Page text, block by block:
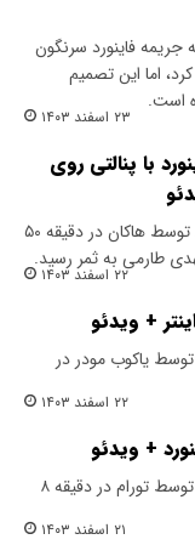
فاینورد سرنگون
اما این تصمیم
است.
۲۳ اسفند ۱۴۰۳
با پنالتی روی
گل دوم اینتر به فاینورد توسط هاکان در دقیقه ۵۰
طارمی به ثمر رسید.
۲۲ اسفند ۱۴۰۳
+ ویدئو
توسط یاکوب مودر در
۲۲ اسفند ۱۴۰۳
+ ویدئو
گل اول اینتر به فاینورد توسط تورام در دقیقه ۸
۲۱ اسفند ۱۴۰۳